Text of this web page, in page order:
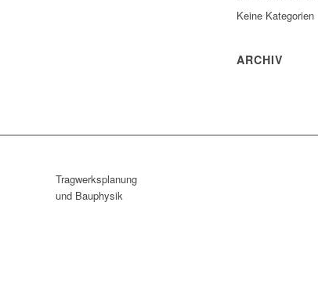
Keine Kategorien
ARCHIV
Tragwerksplanung
und Bauphysik